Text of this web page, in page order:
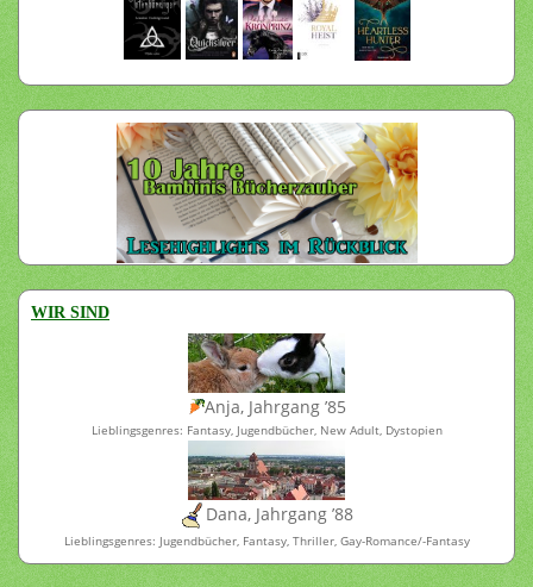
WIR SIND
Anja, Jahrgang ’85
Lieblingsgenres: Fantasy, Jugendbücher, New Adult, Dystopien
Dana, Jahrgang ’88
Lieblingsgenres: Jugendbücher, Fantasy, Thriller, Gay-Romance/-Fantasy